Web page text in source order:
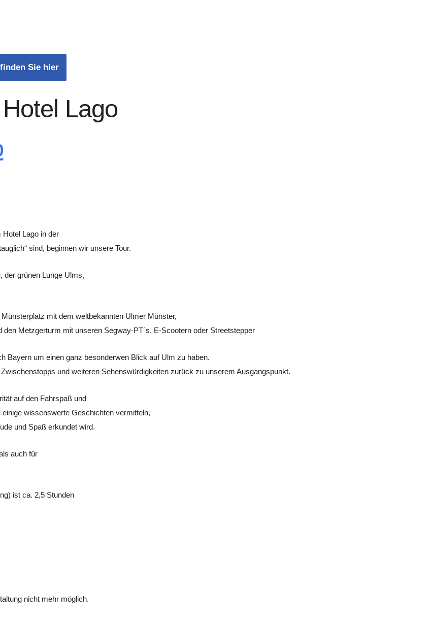
Sie hier
Lago
Lago in der
sind, beginnen wir unsere Tour.
der grünen Lunge Ulms,
mit dem weltbekannten Ulmer Münster,
Metzgerturm mit unseren Segway-PT´s, E-Scootern oder Streetstepper
Bayern um einen ganz besonderwen Blick auf Ulm zu haben.
und weiteren Sehenswürdigkeiten zurück zu unserem Ausgangspunkt.
auf den Fahrspaß und
wissenswerte Geschichten vermitteln,
und Spaß erkundet wird.
auch für
ist ca. 2,5 Stunden
nicht mehr möglich.